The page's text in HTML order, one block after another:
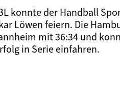
konnte der Handball
Löwen feiern. Die
mit 36:34 und
in Serie einfahren.